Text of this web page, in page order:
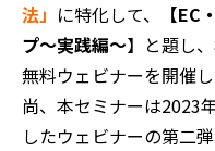
法」 に特化して、
【
プ～実践編～】と題し
無料ウェビナーを開催し
尚、本セミナーは2023
したウェビナーの第二